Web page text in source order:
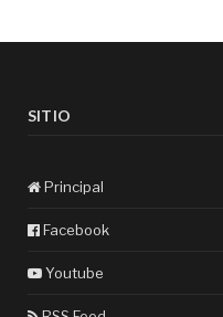
SITIO
Principal
Facebook
Youtube